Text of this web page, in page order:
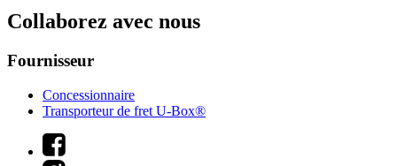
Collaborez avec nous
Fournisseur
Concessionnaire
Transporteur de fret U-Box®